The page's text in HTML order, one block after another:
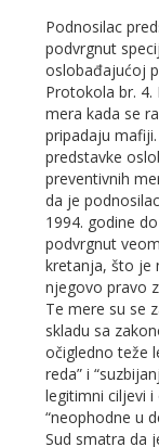
Podnosilac
podvrgnut
oslobađajućoj
Protokola br. 4.
mera kada se
pripadaju
predstavke
preventivnih
da je
1994. godine
podvrgnut
kretanja, što je
njegovo pravo
Te mere su se
skladu sa
očigledno teže
reda” i
legitimni ciljevi
“neophodne u
Sud smatra da